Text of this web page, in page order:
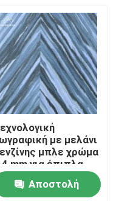
με μελάνι
μπλε χρώμα
mm για έπιπλα
Αποστολή